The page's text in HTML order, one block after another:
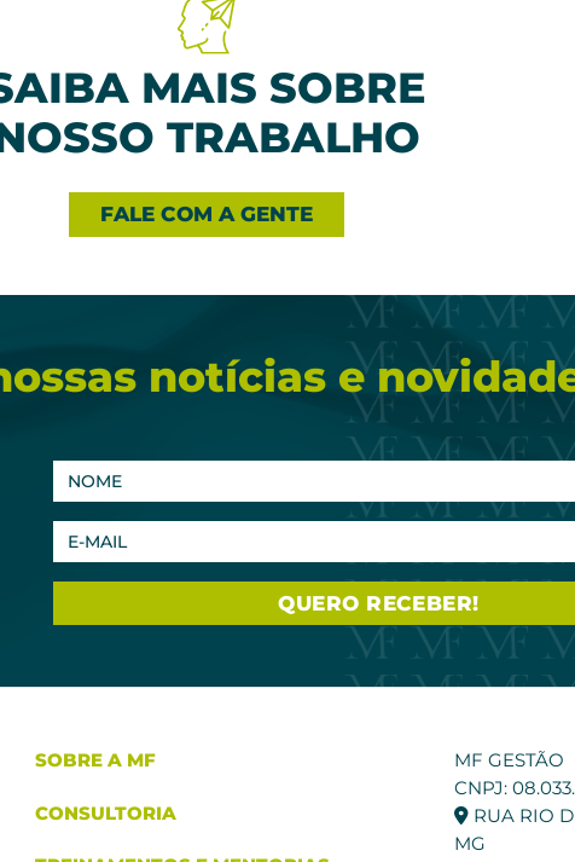
MAIS SOBRE
TRABALHO
FALE COM A GENTE
notícias e
SOBRE A MF
CONSULTORIA
MF GESTÃO
CNPJ:
RUA RIO
MG